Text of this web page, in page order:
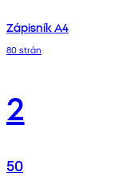
Zápisník A4
80 strán
2
50